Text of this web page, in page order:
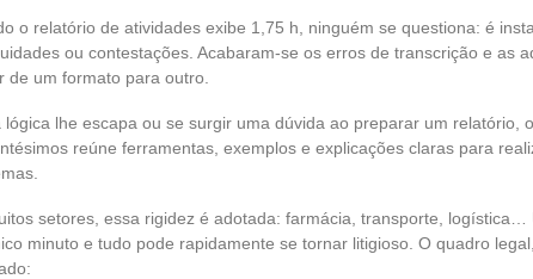
o relatório de atividades exibe 1,75 h, ninguém se questiona: é
ou contestações. Acabaram-se os erros de transcrição e as
de um formato para outro.
lógica lhe escapa ou se surgir uma dúvida ao preparar um relatório,
reúne ferramentas, exemplos e explicações claras para
setores, essa rigidez é adotada: farmácia, transporte, logística…
minuto e tudo pode rapidamente se tornar litigioso. O quadro